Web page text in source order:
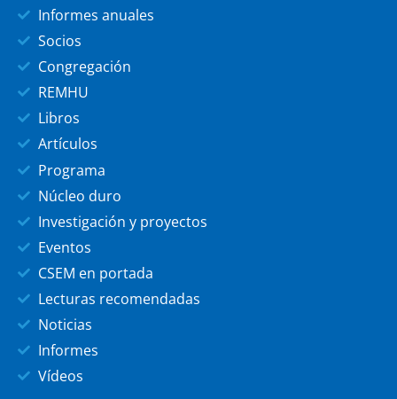
Informes anuales
Socios
Congregación
REMHU
Libros
Artículos
Programa
Núcleo duro
Investigación y proyectos
Eventos
CSEM en portada
Lecturas recomendadas
Noticias
Informes
Vídeos